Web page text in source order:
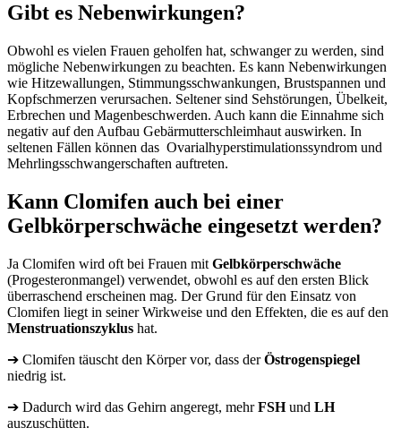
Gibt es Nebenwirkungen?
Obwohl es vielen Frauen geholfen hat, schwanger zu werden, sind
mögliche Nebenwirkungen zu beachten. Es kann Nebenwirkungen
wie Hitzewallungen, Stimmungsschwankungen, Brustspannen und
Kopfschmerzen verursachen. Seltener sind Sehstörungen, Übelkeit,
Erbrechen und Magenbeschwerden. Auch kann die Einnahme sich
negativ auf den Aufbau Gebärmutterschleimhaut auswirken. In
seltenen Fällen können das Ovarialhyperstimulationssyndrom und
Mehrlingsschwangerschaften auftreten.
Kann Clomifen auch bei einer
Gelbkörperschwäche eingesetzt werden?
Ja Clomifen wird oft bei Frauen mit Gelbkörperschwäche
(Progesteronmangel) verwendet, obwohl es auf den ersten Blick
überraschend erscheinen mag. Der Grund für den Einsatz von
Clomifen liegt in seiner Wirkweise und den Effekten, die es auf den
Menstruationszyklus hat.
➔ Clomifen täuscht den Körper vor, dass derÖstrogenspiegel
niedrig ist.
➔ Dadurch wird das Gehirn angeregt, mehrFSHund LH
auszuschütten.